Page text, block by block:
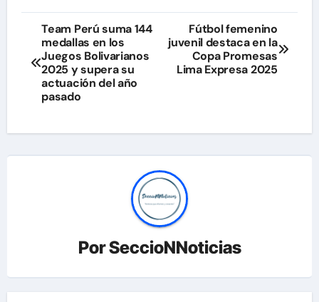
Navegación
de
entradas
Team Perú suma 144
medallas en los
Juegos Bolivarianos
2025 y supera su
actuación del año
pasado
Fútbol femenino
juvenil destaca en la
Copa Promesas
Lima Expresa 2025
PorSeccioNNoticias